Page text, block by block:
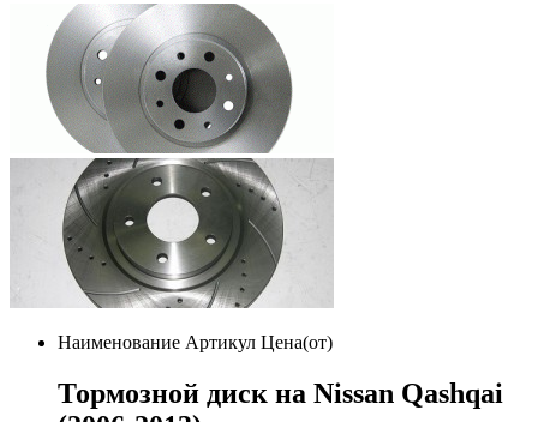
Наименование Артикул Цена(от)
Тормозной диск на Nissan Qashqai